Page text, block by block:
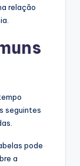
relação
seguintes
pode
a